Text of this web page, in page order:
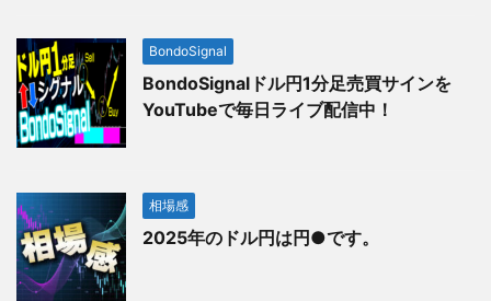
BondoSignal
BondoSignalドル円1分足売買サインを
YouTubeで毎日ライブ配信中！
相場感
2025年のドル円は円●です。